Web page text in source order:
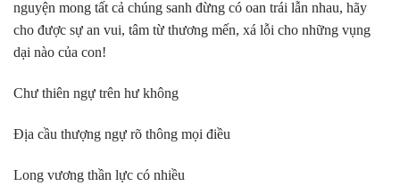
nguyện mong tất cả chúng sanh đừng có oan trái lẫn nhau, hãy
cho được sự an vui, tâm từ thương mến, xá lỗi cho những vụng
dại nào của con!
Chư thiên ngự trên hư không
Địa cầu thượng ngự rõ thông mọi điều
Long vương thần lực có nhiều